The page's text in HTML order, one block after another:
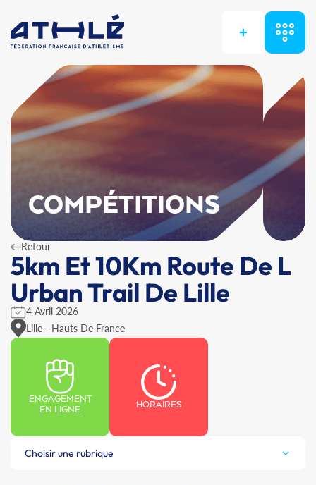
+
COMPÉTITIONS
Retour
5km Et 10Km Route De L
Urban Trail De Lille
4 Avril 2026
Lille - Hauts De France
ENGAGEMENT
EN LIGNE
HORAIRES
Choisir une rubrique